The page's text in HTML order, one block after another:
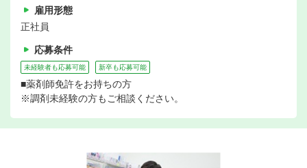
雇用形態
正社員
応募条件
未経験者も応募可能 新卒も応募可能
■薬剤師免許をお持ちの方
※調剤未経験の方もご相談ください。